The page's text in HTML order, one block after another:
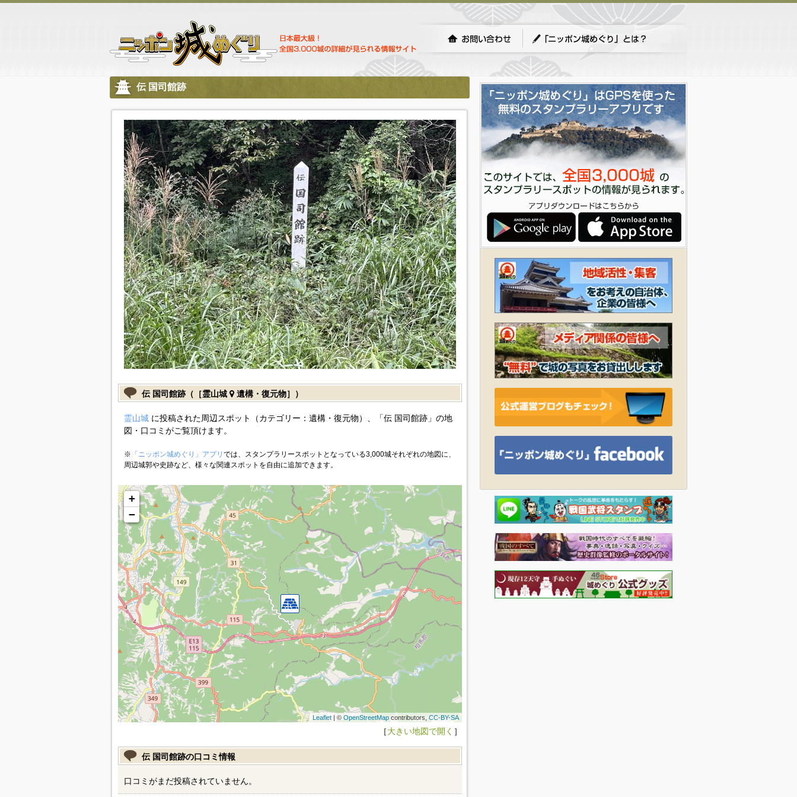
伝 国司館跡
伝 国司館跡（［霊山城 遺構・復元物］）
霊山城に投稿された周辺スポット（カテゴリー：遺構・復元物）、「伝 国司館跡」の地
図・口コミがご覧頂けます。
※ 「ニッポン城めぐり」アプリ では、スタンプラリースポットとなっている3,000城それぞれの地図に、
周辺城郭や史跡など、様々な関連スポットを自由に追加できます。
+
−
Leaflet| © OpenStreetMapcontributors, CC-BY-SA
［大きい地図で開く ］
伝 国司館跡の口コミ情報
口コミがまだ投稿されていません。